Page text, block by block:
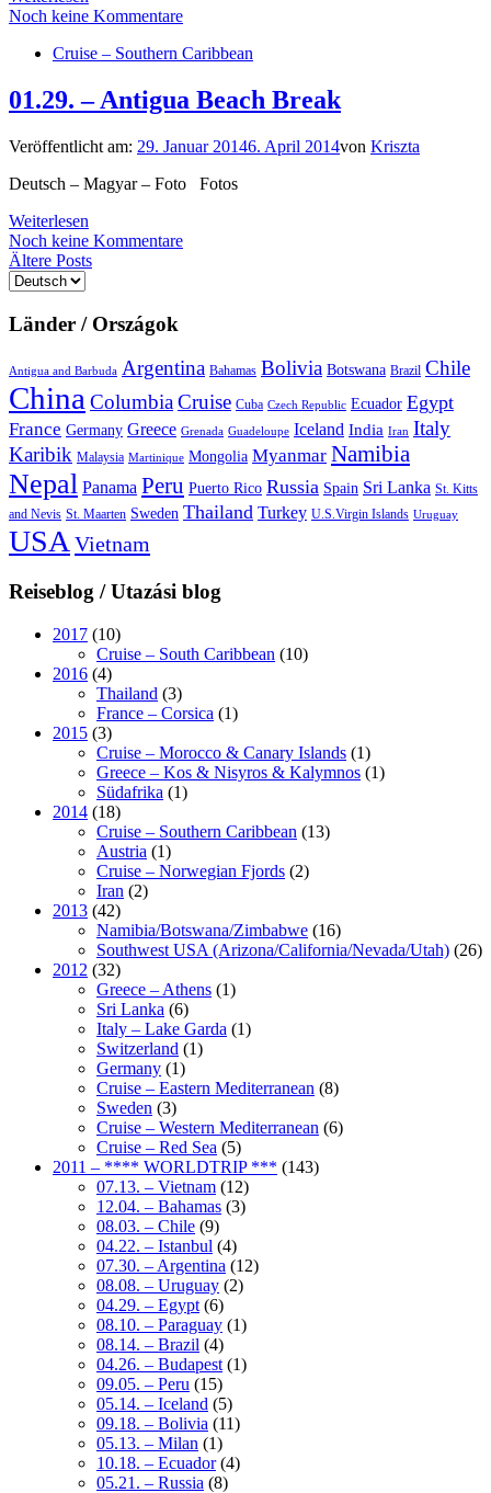
Noch keine Kommentare
Cruise – Southern Caribbean
01.29. – Antigua Beach Break
Veröffentlicht am: 29. Januar 20146. April 2014von Kriszta
Deutsch – Magyar – Foto Fotos
Weiterlesen
Noch keine Kommentare
Beitragsnavigation
Ältere Posts
Sprache
Länder / Országok
Antigua and Barbuda Argentina Bahamas Bolivia Botswana Brazil Chile
China ColumbiaCruise Cuba Czech Republic Ecuador Egypt
France Germany Greece Grenada Guadeloupe Iceland India Iran Italy
Karibik Malaysia Martinique Mongolia Myanmar Namibia
Nepal Panama Peru Puerto Rico Russia Spain Sri Lanka St. Kitts
and Nevis St. Maarten Sweden Thailand Turkey U.S.Virgin Islands Uruguay
USAVietnam
Reiseblog / Utazási blog
2017 (10)
Cruise – South Caribbean (10)
2016 (4)
Thailand (3)
France – Corsica (1)
2015 (3)
Cruise – Morocco & Canary Islands (1)
Greece – Kos & Nisyros & Kalymnos (1)
Südafrika (1)
2014 (18)
Cruise – Southern Caribbean (13)
Austria (1)
Cruise – Norwegian Fjords (2)
Iran (2)
2013 (42)
Namibia/Botswana/Zimbabwe (16)
Southwest USA (Arizona/California/Nevada/Utah) (26)
2012 (32)
Greece – Athens (1)
Sri Lanka (6)
Italy – Lake Garda (1)
Switzerland (1)
Germany (1)
Cruise – Eastern Mediterranean (8)
Sweden (3)
Cruise – Western Mediterranean (6)
Cruise – Red Sea (5)
2011 – **** WORLDTRIP *** (143)
07.13. – Vietnam (12)
12.04. – Bahamas (3)
08.03. – Chile (9)
04.22. – Istanbul (4)
07.30. – Argentina (12)
08.08. – Uruguay (2)
04.29. – Egypt (6)
08.10. – Paraguay (1)
08.14. – Brazil (4)
04.26. – Budapest (1)
09.05. – Peru (15)
05.14. – Iceland (5)
09.18. – Bolivia (11)
05.13. – Milan (1)
10.18. – Ecuador(4)
05.21. – Russia (8)